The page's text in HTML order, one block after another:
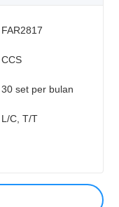
FAR2817
CCS
30 set per bulan
L/C, T/T